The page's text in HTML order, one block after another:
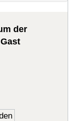
der
Gast